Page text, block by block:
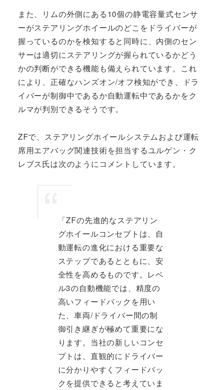
また、リムの外側にある10個の静電容量式センサ
ーがステアリングホイールのどこをドライバーが
握っているのかを検知すると同時に、内側のセン
サーは適切にステアリングが握られているかどう
かの判断ができる機能も備えられています。これ
により、正確なハンズオン/オフ検知ができ、ドラ
イバーが制御中であるか自動運転中であるかをク
ルマが判別できるそうです。
ZFで、ステアリングホイールシステムおよび運転
席用エアバッグ関連技術を担当するユルゲン・ク
レブス氏は次のようにコメントしています。
「ZFの先進的なステアリン
グホイールコンセプトは、自
動運転の進化における重要な
ステップであるとともに、安
全性を高めるものです。レベ
ル3の自動機能では、精度の
高いフィードバックを用い
た、車両/ドライバー間の制
御引き継ぎが極めて重要にな
ります。当社の新しいコンセ
プトは、直観的にドライバー
に分かりやすくフィードバッ
クを提供できると考えていま